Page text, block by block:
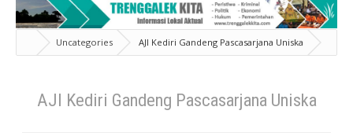
Uncategories AJI Kediri Gandeng Pascasarjana Uniska
AJI Kediri Gandeng Pascasarjana Uniska